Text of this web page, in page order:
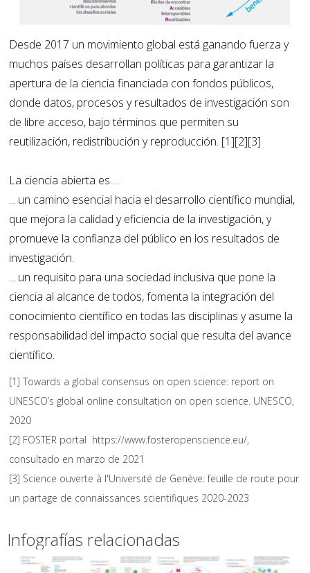
Desde 2017 un movimiento global está ganando fuerza y
muchos países desarrollan políticas para garantizar la
apertura de la ciencia financiada con fondos públicos,
donde datos, procesos y resultados de investigación son
de libre acceso, bajo términos que permiten su
reutilización, redistribución y reproducción. [1][2][3]
La ciencia abierta es ...
... un camino esencial hacia el desarrollo científico mundial,
que mejora la calidad y eficiencia de la investigación, y
promueve la confianza del público en los resultados de
investigación.
... un requisito para una sociedad inclusiva que pone la
ciencia al alcance de todos, fomenta la integración del
conocimiento científico en todas las disciplinas y asume la
responsabilidad del impacto social que resulta del avance
científico.
[1] Towards a global consensus on open science: report on
UNESCO’s global online consultation on open science. UNESCO,
2020
[2] FOSTER portal https://www.fosteropenscience.eu/,
consultado en marzo de 2021
[3] Science ouverte à l'Université de Genève: feuille de route pour
un partage de connaissances scientifiques 2020-2023
Infografías relacionadas